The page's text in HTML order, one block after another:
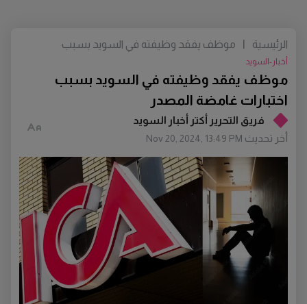
فريق التحرير أكتر أخبار السويد
أخر تحديث Nov 20, 2024, 13:49 PM
موظف يفقد وظيفته في السويد بسبب
اختبارات غامضة المصدر
أخبار-السويد
الرئيسية
موظف يفقد وظيفته في السويد بسبب